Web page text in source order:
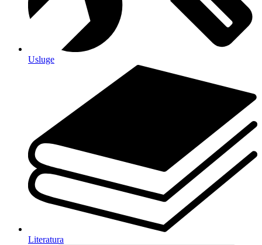
Usluge
Literatura